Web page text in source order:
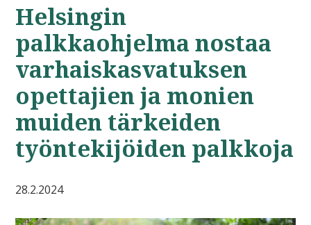
Helsingin
palkkaohjelma nostaa
varhaiskasvatuksen
opettajien ja monien
muiden tärkeiden
työntekijöiden palkkoja
28.2.2024